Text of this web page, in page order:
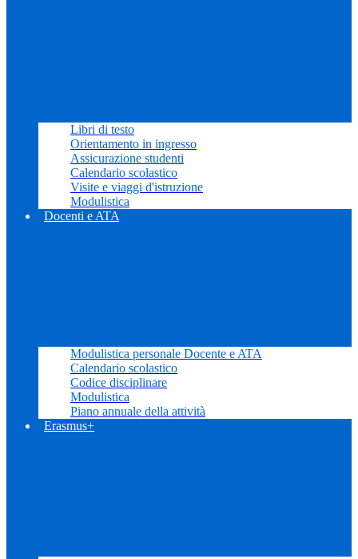
Libri di testo
Orientamento in ingresso
Assicurazione studenti
Calendario scolastico
Visite e viaggi d'istruzione
Modulistica
Docenti e ATA
Modulistica personale Docente e ATA
Calendario scolastico
Codice disciplinare
Modulistica
Piano annuale della attività
Erasmus+